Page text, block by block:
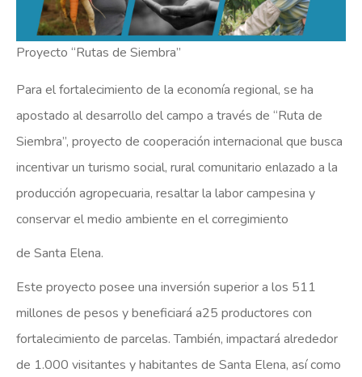
Proyecto “Rutas de Siembra”
Para el fortalecimiento de la economía regional, se ha
apostado al desarrollo del campo a través de “Ruta de
Siembra”, proyecto de cooperación internacional que busca
incentivar un turismo social, rural comunitario enlazado a la
producción agropecuaria, resaltar la labor campesina y
conservar el medio ambiente en el corregimiento
de Santa Elena.
Este proyecto posee una inversión superior a los 511
millones de pesos y beneficiará a25 productores con
fortalecimiento de parcelas. También, impactará alrededor
de 1.000 visitantes y habitantes de Santa Elena, así como